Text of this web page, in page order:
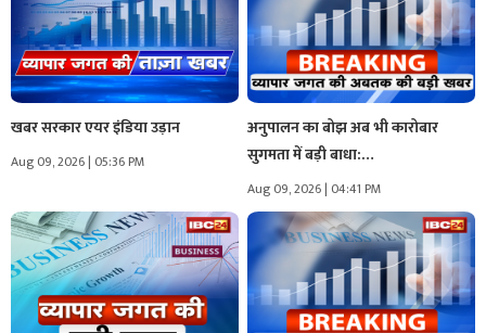
खबर सरकार एयर इंडिया उड़ान
Aug 09, 2026 | 05:36 PM
अनुपालन का बोझ अब भी कारोबार
सुगमता में बड़ी बाधा:…
Aug 09, 2026 | 04:41 PM